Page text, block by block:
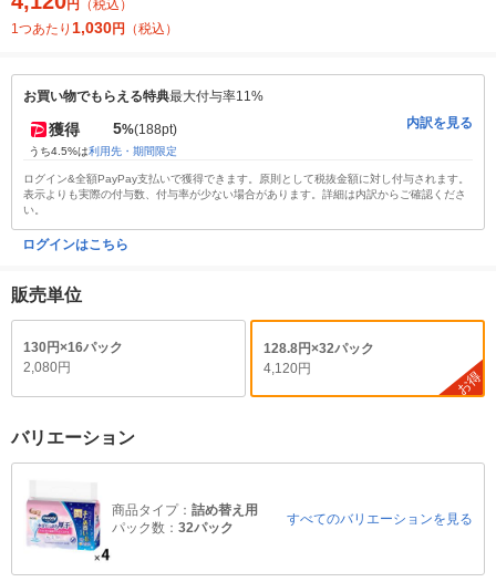
円
（税込）
1つあたり 1,030円 （税込）
お買い物でもらえる特典最大付与率11%
獲得 5%(188pt)
うち4.5%は利用先・期間限定
内訳を見る
ログイン&全額PayPay支払いで獲得できます。原則として税抜金額に対し付与されます。
表示よりも実際の付与数、付与率が少ない場合があります。詳細は内訳からご確認くださ
い。
ログインはこちら
販売単位
130円×16パック
2,080円
128.8円×32パック
4,120円
お得
バリエーション
商品タイプ： 詰め替え用
パック数： 32パック
すべてのバリエーションを見る